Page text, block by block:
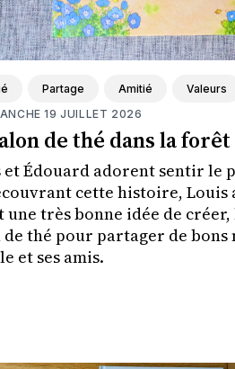
Partage Amitié Valeurs
19 JUILLET 2026
de thé dans la forêt
et Édouard adorent sentir le
cette histoire, Louis
une très bonne idée de
de thé pour partager de bons
et ses amis.